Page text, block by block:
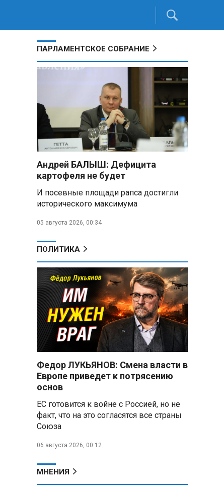
ПАРЛАМЕНТСКОЕ СОБРАНИЕ
Андрей БАЛЫШ: Дефицита
картофеля не будет
И посевные площади рапса достигли
исторического максимума
05 августа 2026, 00:34
ПОЛИТИКА
Федор ЛУКЬЯНОВ: Смена власти в
Европе приведет к потрясению
основ
ЕС готовится к войне с Россией, но не
факт, что на это согласятся все страны
Союза
06 августа 2026, 00:12
МНЕНИЯ